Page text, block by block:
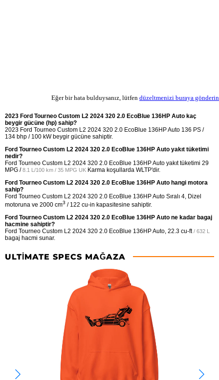
Eğer bir hata bulduysanız, lütfen düzeltmenizi buraya gönderin
2023 Ford Tourneo Custom L2 2024 320 2.0 EcoBlue 136HP Auto kaç
beygir gücüne (hp) sahip?
2023 Ford Tourneo Custom L2 2024 320 2.0 EcoBlue 136HP Auto 136 PS /
134 bhp / 100 kW beygir gücüne sahiptir.
Ford Tourneo Custom L2 2024 320 2.0 EcoBlue 136HP Auto yakıt tüketimi
nedir?
Ford Tourneo Custom L2 2024 320 2.0 EcoBlue 136HP Auto yakıt tüketimi 29
MPG /8.1 L/100 km / 35 MPG UK Karma koşullarda WLTP'dir.
Ford Tourneo Custom L2 2024 320 2.0 EcoBlue 136HP Auto hangi motora
sahip?
Ford Tourneo Custom L2 2024 320 2.0 EcoBlue 136HP Auto Sıralı 4, Dizel
motoruna ve 2000 cm3 / 122 cu-in kapasitesine sahiptir.
Ford Tourneo Custom L2 2024 320 2.0 EcoBlue 136HP Auto ne kadar bagaj
hacmine sahiptir?
Ford Tourneo Custom L2 2024 320 2.0 EcoBlue 136HP Auto, 22.3 cu-ft / 632 L
bagaj hacmi sunar.
ULTIMATE SPECS MAĞAZA